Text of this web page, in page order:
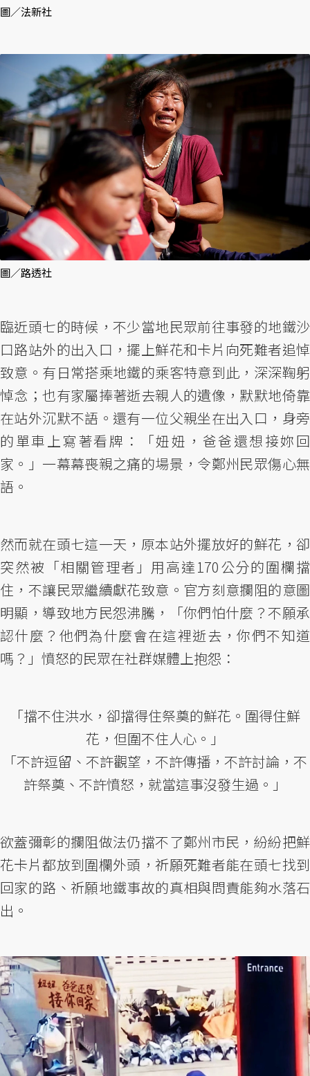
圖／法新社
圖／路透社
臨近頭七的時候，不少當地民眾前往事發的地鐵沙
口路站外的出入口，擺上鮮花和卡片向死難者追悼
致意。有日常搭乘地鐵的乘客特意到此，深深鞠躬
悼念；也有家屬捧著逝去親人的遺像，默默地倚靠
在站外沉默不語。還有一位父親坐在出入口，身旁
的單車上寫著看牌：「妞妞，爸爸還想接妳回
家。」一幕幕喪親之痛的場景，令鄭州民眾傷心無
語。
然而就在頭七這一天，原本站外擺放好的鮮花，卻
突然被「相關管理者」用高達170公分的圍欄擋
住，不讓民眾繼續獻花致意。官方刻意攔阻的意圖
明顯，導致地方民怨沸騰，「你們怕什麼？不願承
認什麼？他們為什麼會在這裡逝去，你們不知道
嗎？」憤怒的民眾在社群媒體上抱怨：
「擋不住洪水，卻擋得住祭奠的鮮花。圍得住鮮
花，但圍不住人心。」
「不許逗留、不許觀望，不許傳播，不許討論，不
許祭奠、不許憤怒，就當這事沒發生過。」
欲蓋彌彰的攔阻做法仍擋不了鄭州市民，紛紛把鮮
花卡片都放到圍欄外頭，祈願死難者能在頭七找到
回家的路、祈願地鐵事故的真相與問責能夠水落石
出。